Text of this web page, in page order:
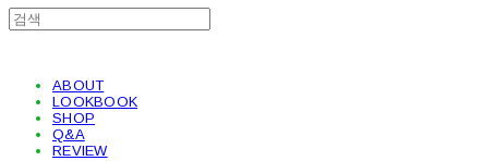
ABOUT
LOOKBOOK
SHOP
Q&A
REVIEW